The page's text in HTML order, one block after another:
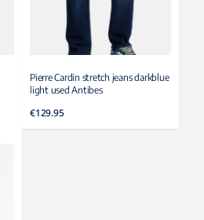
Pierre Cardin stretch jeans darkblue
light used Antibes
€129.95